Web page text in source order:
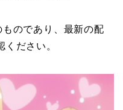
のであり、最新の配
ださい。